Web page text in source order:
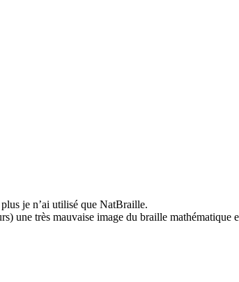
je n’ai utilisé que NatBraille.
une très mauvaise image du braille mathématique